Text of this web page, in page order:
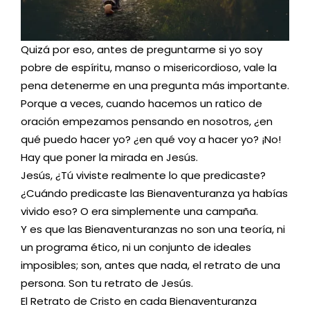
Quizá por eso, antes de preguntarme si yo soy
pobre de espíritu, manso o misericordioso, vale la
pena detenerme en una pregunta más importante.
Porque a veces, cuando hacemos un ratico de
oración empezamos pensando en nosotros, ¿en
qué puedo hacer yo? ¿en qué voy a hacer yo? ¡No!
Hay que poner la mirada en Jesús.
Jesús, ¿Tú viviste realmente lo que predicaste?
¿Cuándo predicaste las Bienaventuranza ya habías
vivido eso? O era simplemente una campaña.
Y es que las Bienaventuranzas no son una teoría, ni
un programa ético, ni un conjunto de ideales
imposibles; son, antes que nada, el retrato de una
persona. Son tu retrato de Jesús.
El Retrato de Cristo en cada Bienaventuranza